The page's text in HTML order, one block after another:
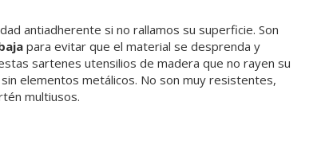
antiadherente si no rallamos su superficie. Son
para evitar que el material se desprenda y
sartenes utensilios de madera que no rayen su
elementos metálicos. No son muy resistentes,
multiusos.